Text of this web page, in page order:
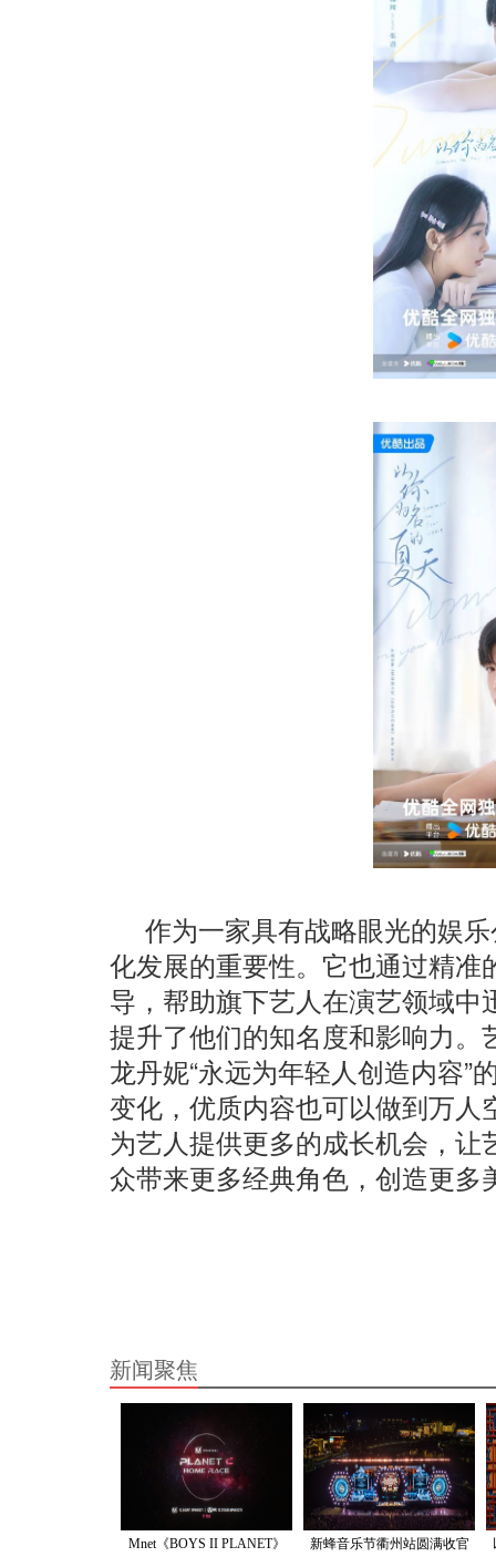
作为一家具有战略眼光的娱
化发展的重要性。它也通过精准
导，帮助旗下艺人在演艺领域
提升了他们的知名度和影响力
龙丹妮“永远为年轻人创造内容”
变化，优质内容也可以做到万
为艺人提供更多的成长机会，
众带来更多经典角色，创造更多
新闻聚焦
Mnet《BOYS II PLANET》
新蜂音乐节衢州站圆满收官